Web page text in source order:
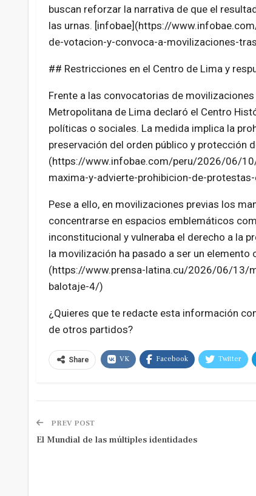
buscan reforzar la narrativa de que el
las urnas. [infobae](https://
de-votacion-y-convoca-a-movilizaciones-
## Restricciones en el Centro de Lima y
Frente a las convocatorias de
Metropolitana de Lima declaró el Centro
políticas o sociales. La medida implica la
preservación del orden público y protección
(https://www.infobae.com/peru/2026/06/
maxima-y-advierte-prohibicion-de-
Pese a ello, en movilizaciones previas los
concentrarse en espacios emblemáticos
inconstitucional y vulneraba el derecho a la
la movilización ha pasado a ser un
(https://www.prensa-latina.cu/2026/06/13/
balotaje-4/)
¿Quieres que te redacte esta información
de otros partidos?
Share VK Facebook Twitter
PREV POST
El Mundial de las múltiples identidades